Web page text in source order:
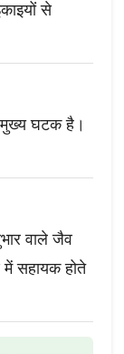
से
मुख्य घटक है।
वाले जैव
में सहायक होते